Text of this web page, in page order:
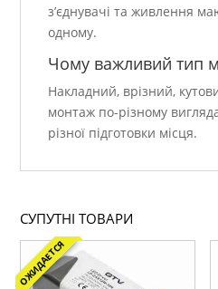
з’єднувачі та живлення
одному.
Чому важливий тип
Накладний, врізний,
монтаж по-різному
різної підготовки місця.
СУПУТНІ ТОВАРИ
ОЖИДАЕТСЯ